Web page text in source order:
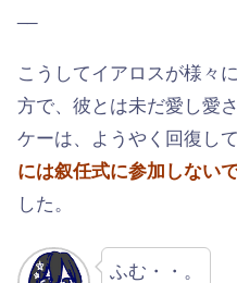
こうしてイアロスが様々
方で、彼とは未だ愛し愛
ケーは、ようやく回復し
には叙任式に参加しないで
した。
ふむ・・。